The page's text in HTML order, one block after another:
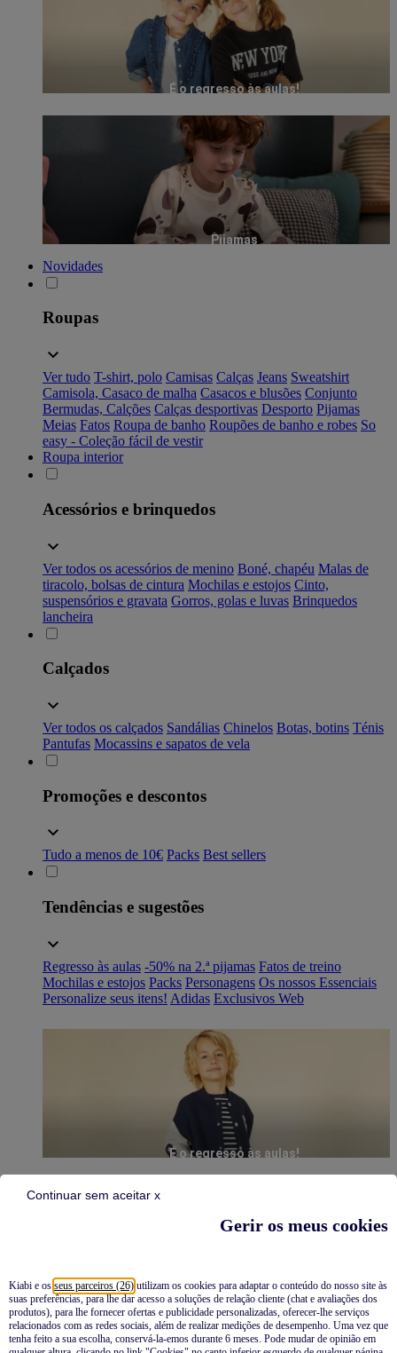
Gerir os meus cookies
Kiabi e os seus parceiros (26) utilizam os cookies para adaptar o conteúdo do nosso site às
suas preferências, para lhe dar acesso a soluções de relação cliente (chat e avaliações dos
produtos), para lhe fornecer ofertas e publicidade personalizadas, oferecer-lhe serviços
relacionados com as redes sociais, além de realizar medições de desempenho. Uma vez que
tenha feito a sua escolha, conservá-la-emos durante 6 meses. Pode mudar de opinião em
Continuar sem aceitar x
É o regresso às aulas!
Pijamas
Novidades
Roupas
Ver tudo T-shirt, polo Camisas Calças Jeans Sweatshirt
Camisola, Casaco de malha Casacos e blusões Conjunto
Bermudas, Calções Calças desportivas Desporto Pijamas
Meias Fatos Roupa de banho Roupões de banho e robes So
easy - Coleção fácil de vestir
Roupa interior
Acessórios e brinquedos
Ver todos os acessórios de menino Boné, chapéu Malas de
tiracolo, bolsas de cintura Mochilas e estojos Cinto,
suspensórios e gravata Gorros, golas e luvas Brinquedos
lancheira
Calçados
Ver todos os calçados Sandálias Chinelos Botas, botins Ténis
Pantufas Mocassins e sapatos de vela
Promoções e descontos
Tudo a menos de 10€ Packs Best sellers
Tendências e sugestões
Regresso às aulas -50% na 2.ª pijamas Fatos de treino
Mochilas e estojos Packs Personagens Os nossos Essenciais
Personalize seus itens! Adidas Exclusivos Web
É o regresso às aulas!
Pijamas
Novidades